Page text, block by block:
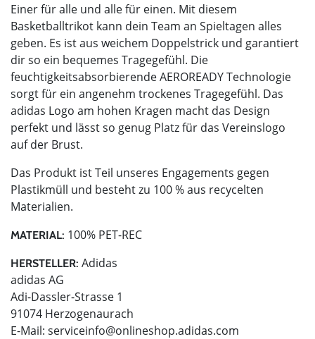
Einer für alle und alle für einen. Mit diesem
Basketballtrikot kann dein Team an Spieltagen alles
geben. Es ist aus weichem Doppelstrick und garantiert
dir so ein bequemes Tragegefühl. Die
feuchtigkeitsabsorbierende AEROREADY Technologie
sorgt für ein angenehm trockenes Tragegefühl. Das
adidas Logo am hohen Kragen macht das Design
perfekt und lässt so genug Platz für das Vereinslogo
auf der Brust.
Das Produkt ist Teil unseres Engagements gegen
Plastikmüll und besteht zu 100 % aus recycelten
Materialien.
MATERIAL: 100% PET-REC
HERSTELLER: Adidas
adidas AG
Adi-Dassler-Strasse 1
91074 Herzogenaurach
E-Mail: serviceinfo@onlineshop.adidas.com